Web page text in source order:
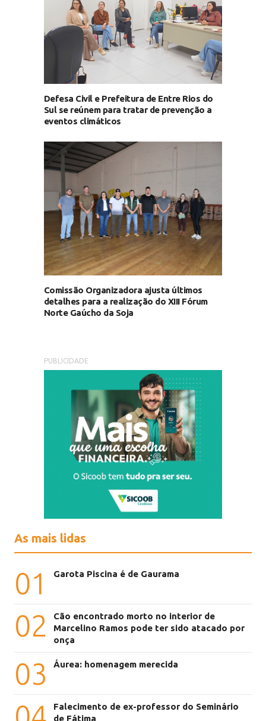
Defesa Civil e Prefeitura de Entre Rios do
Sul se reúnem para tratar de prevenção a
eventos climáticos
Comissão Organizadora ajusta últimos
detalhes para a realização do XIII Fórum
Norte Gaúcho da Soja
PUBLICIDADE
As mais lidas
01 Garota Piscina é de Gaurama
02
Cão encontrado morto no interior de
Marcelino Ramos pode ter sido atacado por
onça
03 Áurea: homenagem merecida
Falecimento de ex-professor do Seminário
de Fátima